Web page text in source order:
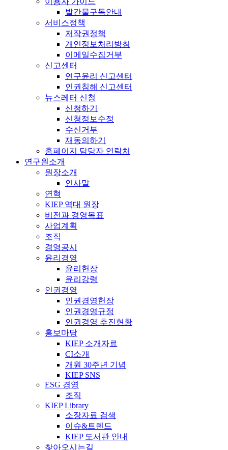
발간물구독안내
서비스정책
저작권정책
개인정보처리방침
이메일수집거부
신고센터
연구윤리 신고센터
인권침해 신고센터
뉴스레터 신청
신청하기
신청정보수정
수신거부
재동의하기
홈페이지 담당자 연락처
연구원소개
원장소개
인사말
연혁
KIEP 역대 원장
비전과 경영목표
사업계획
조직
경영공시
윤리경영
윤리헌장
윤리강령
인권경영
인권경영헌장
인권경영규정
인권경영 추진현황
홍보마당
KIEP 소개자료
CI소개
개원 30주년 기념
KIEP SNS
ESG 경영
조직
KIEP Library
소장자료 검색
이슈&트렌드
KIEP 도서관 안내
찾아오시는길